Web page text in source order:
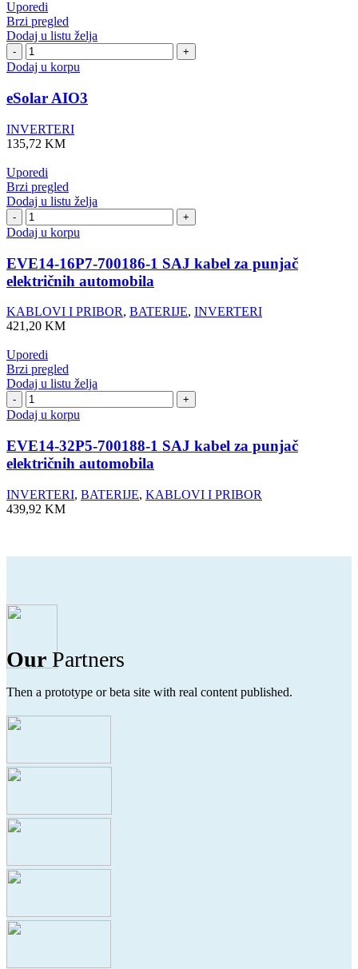
količina
Uporedi
Brzi pregled
Dodaj u listu želja
eSolar
AIO3
količina
Dodaj u korpu
eSolar AIO3
INVERTERI
135,72 KM
Uporedi
Brzi pregled
Dodaj u listu želja
EVE14-
16P7-
700186-
1
SAJ
kabel
punjač
električnih
količina
Dodaj u korpu
EVE14-16P7-700186-1 SAJ kabel za punjač
električnih automobila
KABLOVI I PRIBOR, BATERIJE, INVERTERI
421,20 KM
Uporedi
Brzi pregled
Dodaj u listu želja
EVE14-
32P5-
700188-
1
SAJ
kabel
punjač
električnih
Dodaj u korpu
EVE14-32P5-700188-1 SAJ kabel za punjač
električnih automobila
INVERTERI, BATERIJE, KABLOVI I PRIBOR
439,92 KM
Our Partners
Then a prototype or beta site with real content published.